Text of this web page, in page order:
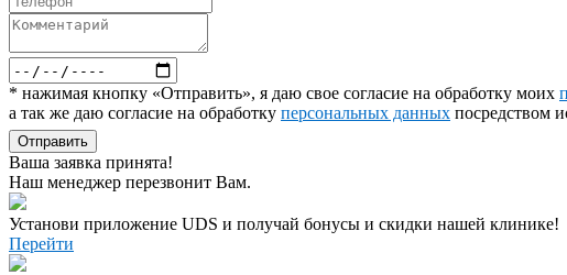
* нажимая кнопку «Отправить», я даю свое согласие на обработку моих
а так же даю согласие на обработку персональных данных посредством
Отправить
Ваша заявка принята!
Наш менеджер перезвонит Вам.
Установи приложение UDS и получай бонусы и скидки нашей клинике!
Перейти